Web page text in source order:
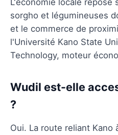
sorgho et légumineuses
et le commerce de
l'Université Kano State
Technology, moteur
Wudil est-elle
?
Oui. La route reliant Kano